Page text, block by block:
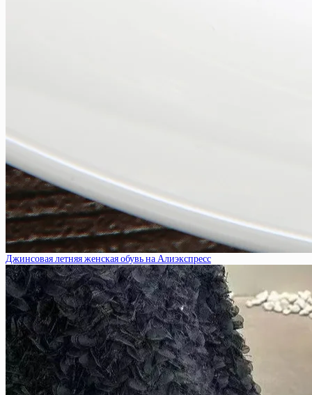
Джинсовая летняя женская обувь на Алиэкспресс